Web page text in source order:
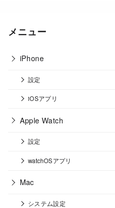
メニュー
iPhone
設定
iOSアプリ
Apple Watch
設定
watchOSアプリ
Mac
システム設定